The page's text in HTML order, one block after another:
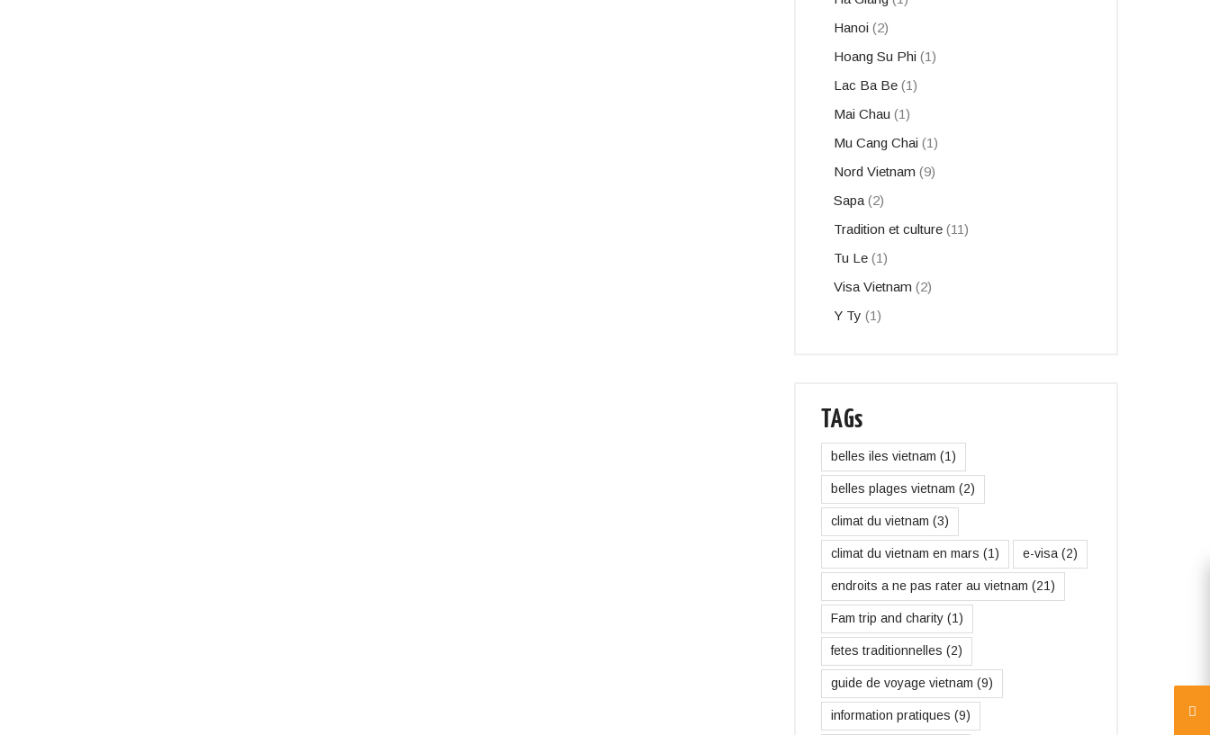
Hanoi (2)
Hoang Su Phi (1)
Lac Ba Be (1)
Mai Chau (1)
Mu Cang Chai (1)
Nord Vietnam (9)
Sapa (2)
Tradition et culture (11)
Tu Le (1)
Visa Vietnam (2)
Y Ty (1)
TAGs
belles iles vietnam (1)
belles plages vietnam (2)
climat du vietnam (3)
climat du vietnam en mars (1) e-visa (2)
endroits a ne pas rater au vietnam (21)
Fam trip and charity (1)
fetes traditionnelles (2)
guide de voyage vietnam (9)
information pratiques (9)